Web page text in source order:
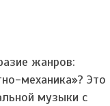
жанров:
механика»? Это
музыки с